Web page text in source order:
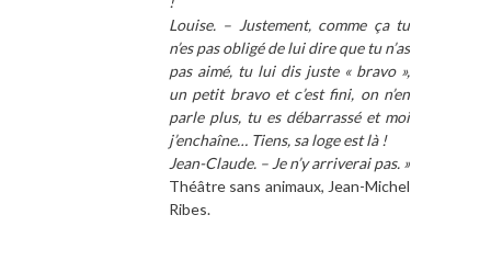
Louise. – Justement, comme ça tu
n’es pas obligé de lui dire que tu n’as
pas aimé, tu lui dis juste « bravo »,
un petit bravo et c’est fini, on n’en
parle plus, tu es débarrassé et moi
j’enchaîne… Tiens, sa loge est là !
Jean-Claude. – Je n’y arriverai pas. »
Théâtre sans animaux, Jean-Michel
Ribes.